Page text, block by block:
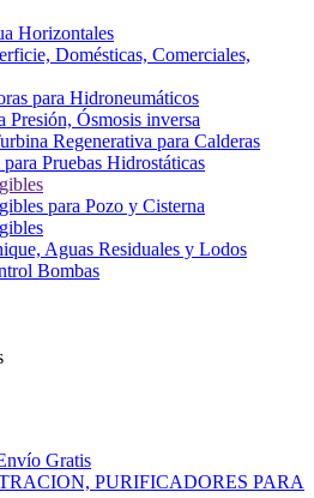
Horizontales
Domésticas, Comerciales,
para Hidroneumáticos
Presión, Ósmosis inversa
Regenerativa para Calderas
Pruebas Hidrostáticas
para Pozo y Cisterna
Aguas Residuales y Lodos
Bombas
Gratis
PURIFICADORES PARA